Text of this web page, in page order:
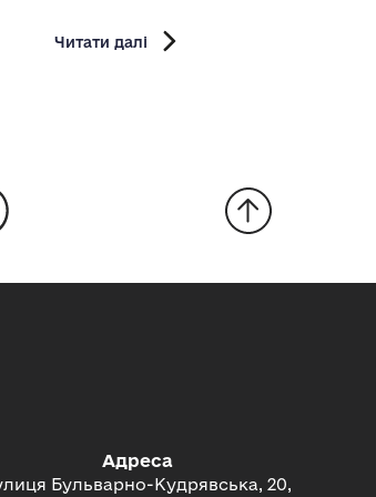
Читати далі
Адреса
Бульварно-Кудрявська, 20,